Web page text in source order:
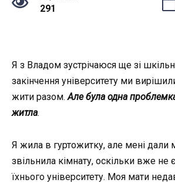
291
Я з Владом зустрічаюся ще зі
закінчення університету ми
жити разом.Але була одна
житла.
Я жила в гуртожитку, але мені дали
звільнила кімнату, оскільки вже не
їхнього університету. Моя мати